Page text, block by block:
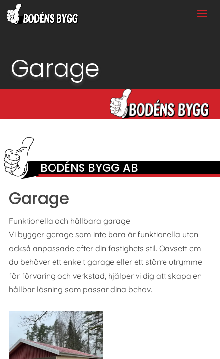
Garage
BODÉNS BYGG AB
Garage
Funktionella och hållbara garage
Vi bygger garage som inte bara är funktionella utan
också anpassade efter din fastighets stil. Oavsett om
du behöver ett enkelt garage eller ett större utrymme
för förvaring och verkstad, hjälper vi dig att skapa en
hållbar lösning som passar dina behov.